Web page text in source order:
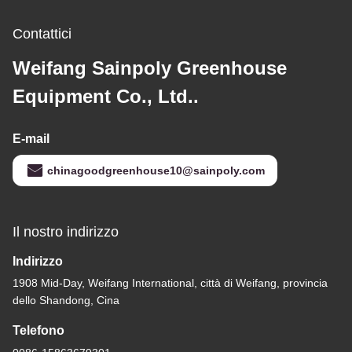
Contattici
Weifang Sainpoly Greenhouse
Equipment Co., Ltd..
E-mail
chinagoodgreenhouse10@sainpoly.com
Il nostro indirizzo
Indirizzo
1908 Mid-Day, Weifang International, città di Weifang, provincia
dello Shandong, Cina
Telefono